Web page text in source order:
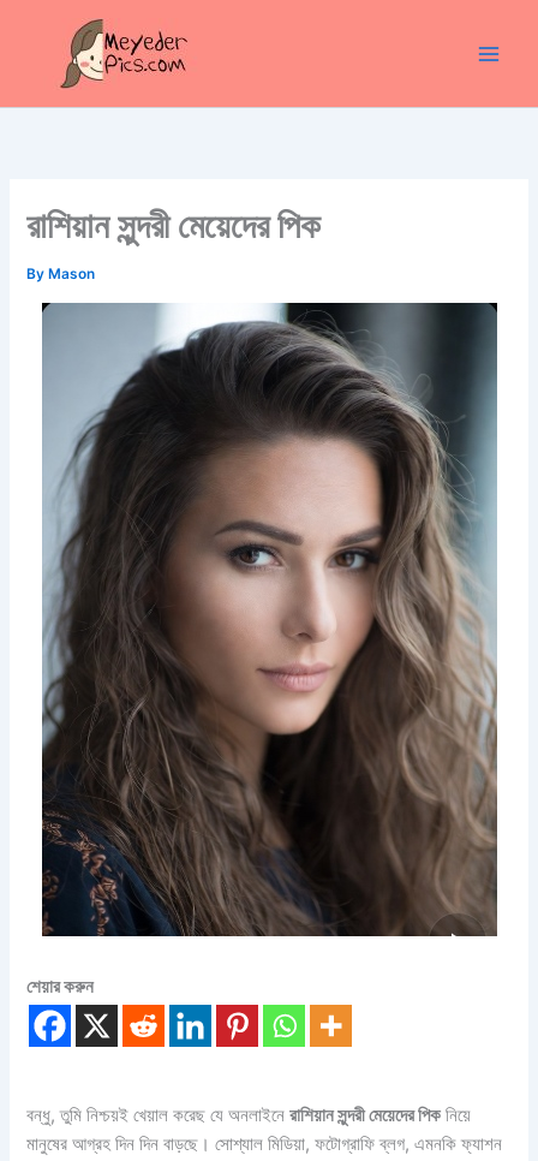
রাশিয়ান সুন্দরী মেয়েদের পিক
By Mason
শেয়ার করুন
বন্ধু, তুমি নিশ্চয়ই খেয়াল করেছ যে অনলাইনেরাশিয়ান সুন্দরী মেয়েদের পিক নিয়ে
মানুষের আগ্রহ দিন দিন বাড়ছে। সোশ্যাল মিডিয়া, ফটোগ্রাফি ব্লগ, এমনকি ফ্যাশন